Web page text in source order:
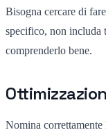
Bisogna cercare di
specifico, non includa
comprenderlo bene.
Nomina